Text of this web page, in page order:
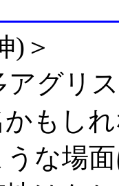
)＞
アグリ
もし
な場